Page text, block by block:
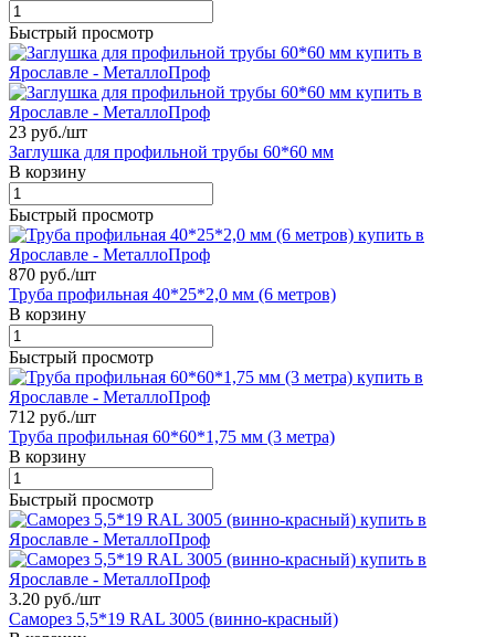
Быстрый просмотр
23 руб./шт
Заглушка для профильной трубы 60*60 мм
В корзину
Быстрый просмотр
870 руб./шт
Труба профильная 40*25*2,0 мм (6 метров)
В корзину
Быстрый просмотр
712 руб./шт
Труба профильная 60*60*1,75 мм (3 метра)
В корзину
Быстрый просмотр
3.20 руб./шт
Саморез 5,5*19 RAL 3005 (винно-красный)